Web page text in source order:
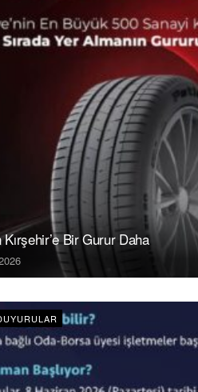
Kırşehir’e Bir Gurur Daha